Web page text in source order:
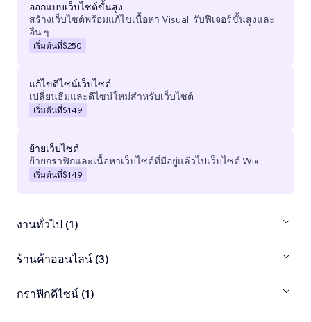
ออกแบบเว็บไซต์ขั้นสูง
สร้างเว็บไซต์พร้อมแก้ไขเนื้อหา Visual, รับฟีเจอร์ขั้นสูงและ
อื่น ๆ
เริ่มต้นที่$250
แก้ไขดีไซน์เว็บไซต์
เปลี่ยนธีมและดีไซน์ใหม่สำหรับเว็บไซต์
เริ่มต้นที่$149
ย้ายเว็บไซต์
ย้ายกราฟิกและเนื้อหาเว็บไซต์ที่มีอยู่แล้วไปเว็บไซต์ Wix
เริ่มต้นที่$149
งานทั่วไป (1)
ร้านค้าออนไลน์ (3)
กราฟิกดีไซน์ (1)